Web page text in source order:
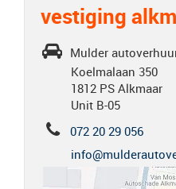
vestiging
Mulder
Koelmalaan 350
1812 PS Alkmaar
Unit B-05
072 20 29 056